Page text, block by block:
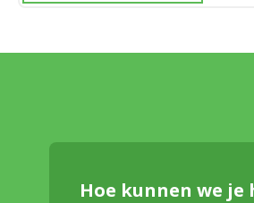
Hoe kunnen we je